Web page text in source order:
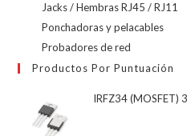
Jacks / Hembras RJ45 / RJ11
Ponchadoras y pelacables
Probadores de red
Productos Por Puntuación
IRFZ34 (MOSFET)